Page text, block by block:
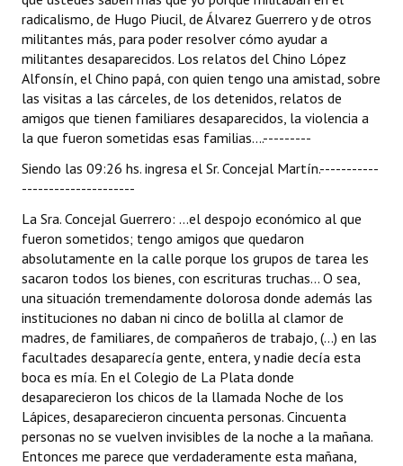
radicalismo, de Hugo Piucil, de Álvarez Guerrero y de otros
militantes más, para poder resolver cómo ayudar a
militantes desaparecidos. Los relatos del Chino López
Alfonsín, el Chino papá, con quien tengo una amistad, sobre
las visitas a las cárceles, de los detenidos, relatos de
amigos que tienen familiares desaparecidos, la violencia a
la que fueron sometidas esas familias....---------
Siendo las 09:26 hs. ingresa el Sr. Concejal Martín.-----------
---------------------
La Sra. Concejal Guerrero: ...el despojo económico al que
fueron sometidos; tengo amigos que quedaron
absolutamente en la calle porque los grupos de tarea les
sacaron todos los bienes, con escrituras truchas... O sea,
una situación tremendamente dolorosa donde además las
instituciones no daban ni cinco de bolilla al clamor de
madres, de familiares, de compañeros de trabajo, (...) en las
facultades desaparecía gente, entera, y nadie decía esta
boca es mía. En el Colegio de La Plata donde
desaparecieron los chicos de la llamada Noche de los
Lápices, desaparecieron cincuenta personas. Cincuenta
personas no se vuelven invisibles de la noche a la mañana.
Entonces me parece que verdaderamente esta mañana,